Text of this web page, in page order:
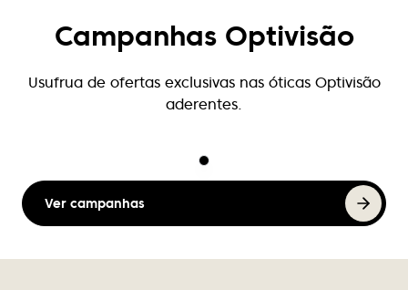
Campanhas Optivisão
Usufrua de ofertas exclusivas nas óticas Optivisão
aderentes.
Ver campanhas